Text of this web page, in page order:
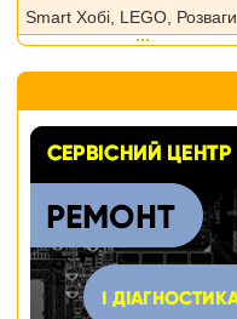
Smart Хобі, LEGO, Розваги